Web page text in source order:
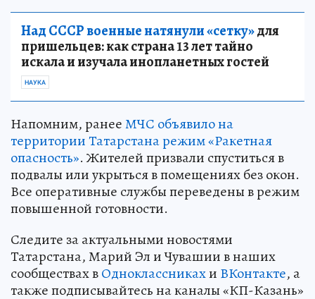
Над СССР военные натянули «сетку»для
пришельцев: как страна 13 лет тайно
искала и изучала инопланетных гостей
НАУКА
Напомним, ранееМЧС объявило на
территории Татарстана режим «Ракетная
опасность». Жителей призвали спуститься в
подвалы или укрыться в помещениях без окон.
Все оперативные службы переведены в режим
повышенной готовности.
Следите за актуальными новостями
Татарстана, Марий Эл и Чувашии в наших
сообществах вОдноклассникахи ВКонтакте, а
также подписывайтесь на каналы «КП-Казань»